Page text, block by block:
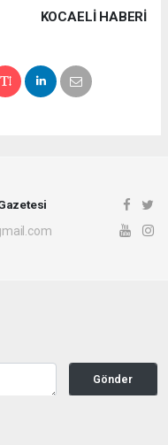
KOCAELI HABERİ
Gönder